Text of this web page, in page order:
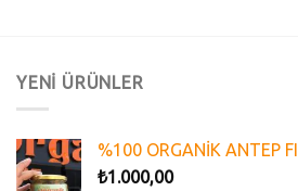
YENİ ÜRÜNLER
%100 ORGANİK ANTEP
₺1.000,00